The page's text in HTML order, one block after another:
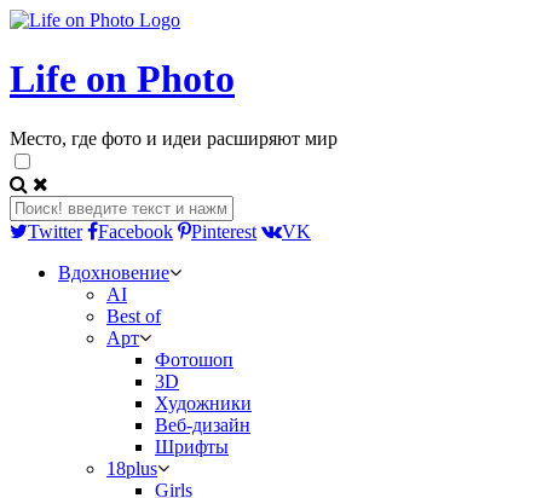
Life on Photo
Место, где фото и идеи расширяют мир
Twitter Facebook Pinterest
VK
Вдохновение
AI
Best of
Арт
Фотошоп
3D
Художники
Веб-дизайн
Шрифты
18plus
Girls